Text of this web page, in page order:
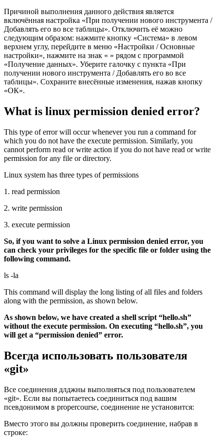
Причиной выполнения данного действия является
включённая настройка «При получении нового инструмента /
Добавлять его во все таблицы». Отключить её можно
следующим образом: нажмите кнопку «Система» в левом
верхнем углу, перейдите в меню «Настройки / Основные
настройки», нажмите на знак « » рядом с программой
«Получение данных». Уберите галочку с пункта «При
получении нового инструмента / Добавлять его во все
таблицы». Сохраните внесённые изменения, нажав кнопку
«ОК».
What is linux permission denied error?
This type of error will occur whenever you run a command for
which you do not have the execute permission. Similarly, you
cannot perform read or write action if you do not have read or write
permission for any file or directory.
Linux system has three types of permissions
1. read permission
2. write permission
3. execute permission
So, if you want to solve a Linux permission denied error, you
can check your privileges for the specific file or folder using the
following command.
ls -la
This command will display the long listing of all files and folders
along with the permission, as shown below.
As shown below, we have created a shell script “hello.sh”
without the execute permission. On executing “hello.sh”, you
will get a “permission denied” error.
Всегда использовать пользователя
«git»
Все соединения длджны выполняться под пользователем
«git». Если вы попытаетесь соединиться под вашим
псевдонимом в propercourse, соединение не установится:
Вместо этого вы должны проверить соединение, набрав в
строке: